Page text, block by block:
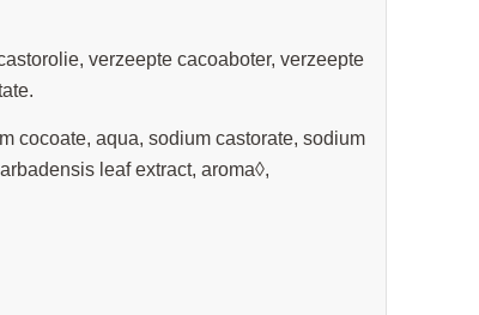
verzeepte cacoaboter, verzeepte
cocoate, aqua, sodium castorate, sodium
leaf extract, aroma◊,